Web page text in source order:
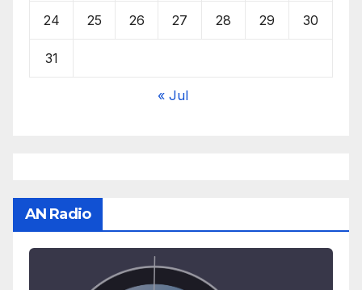
24 25 26 27 28 29 30
31
« Jul
AN Radio